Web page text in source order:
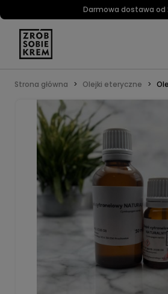
Darmowa dostawa od
Strona główna Olejki eteryczne